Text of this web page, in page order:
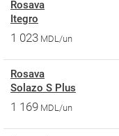
Rosava
Itegro
1 023 MDL/un
Rosava
Solazo S Plus
1 169 MDL/un